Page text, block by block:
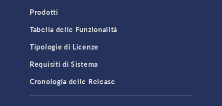
Prodotti
Tabella delle Funzionalità
Tipologie di Licenze
Requisiti di Sistema
Cronologia delle Release